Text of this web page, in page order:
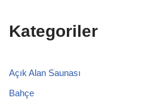
Kategoriler
Açık Alan Saunası
Bahçe